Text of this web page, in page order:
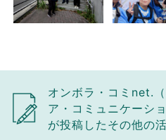
オンボラ・コミnet.
ア・コミュニケーシ
が投稿したその他の